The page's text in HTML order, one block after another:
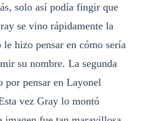
solo así podía fingir que
se vino rápidamente la
hizo pensar en cómo sería
su nombre. La segunda
por pensar en Layonel
vez Gray lo montó